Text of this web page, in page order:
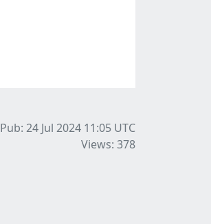
Pub: 24 Jul 2024 11:05 UTC
Views: 378